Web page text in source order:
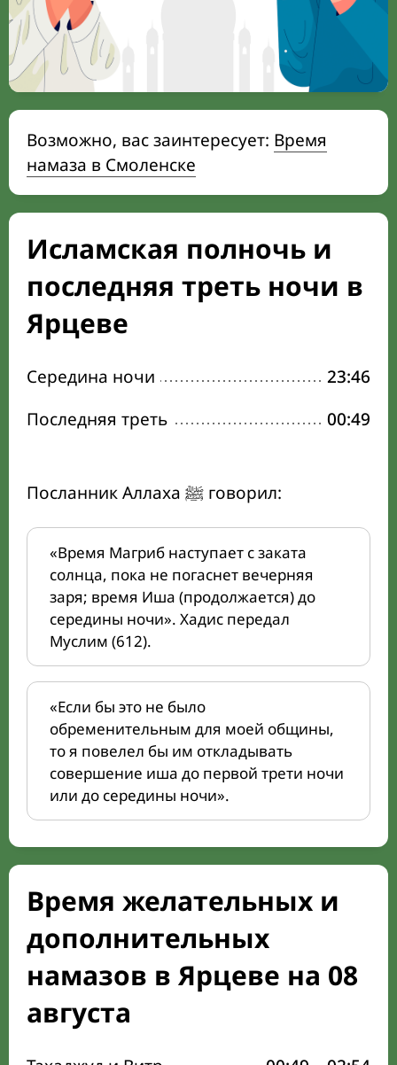
Возможно, вас заинтересует: Время
намаза в Смоленске
Исламская полночь и
последняя треть ночи в
Ярцеве
Середина ночи
23:46
Последняя треть
00:49
Посланник Аллаха ﷺ говорил:
«Время Магриб наступает с заката
солнца, пока не погаснет вечерняя
заря; время Иша (продолжается) до
середины ночи». Хадис передал
Муслим (612).
«Если бы это не было
обременительным для моей общины,
то я повелел бы им откладывать
совершение иша до первой трети ночи
или до середины ночи».
Время желательных и
дополнительных
намазов в Ярцеве на 08
августа